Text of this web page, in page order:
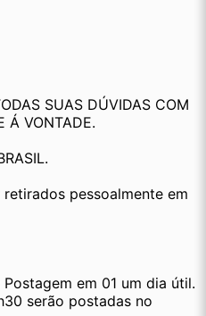
SUAS DÚVIDAS COM
Á VONTADE.
pessoalmente em
em 01 um dia útil.
serão postadas no